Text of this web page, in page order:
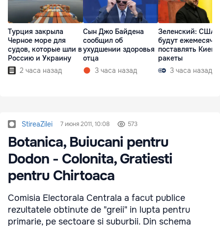
Турция закрыла
Черное море для
судов, которые шли в
Россию и Украину
2 часа назад
Сын Джо Байдена
сообщил об
ухудшении здоровья
отца
3 часа назад
Зеленский: США
будут
поставлять Киеву
ракеты
3 часа назад
StireaZilei 7 июня 2011, 10:08 573
Botanica, Buiucani pentru
Dodon - Colonita, Gratiesti
pentru Chirtoaca
Comisia Electorala Centrala a facut publice
rezultatele obtinute de "greii" in lupta pentru
primarie, pe sectoare si suburbii. Din schema